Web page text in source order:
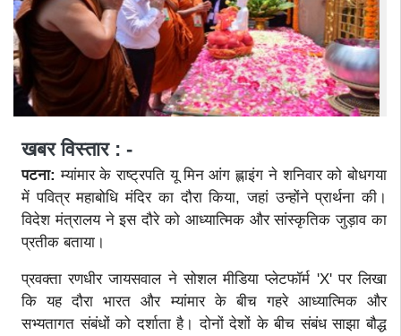
खबर विस्तार : -
पटना:म्यांमार के राष्ट्रपति यू मिन आंग ह्लाइंग ने शनिवार को बोधगया
में पवित्र महाबोधि मंदिर का दौरा किया, जहां उन्होंने प्रार्थना की।
विदेश मंत्रालय ने इस दौरे को आध्यात्मिक और सांस्कृतिक जुड़ाव का
प्रतीक बताया।
प्रवक्ता रणधीर जायसवाल ने सोशल मीडिया प्लेटफॉर्म 'X' पर लिखा
कि यह दौरा भारत और म्यांमार के बीच गहरे आध्यात्मिक और
सभ्यतागत संबंधों को दर्शाता है। दोनों देशों के बीच संबंध साझा बौद्ध